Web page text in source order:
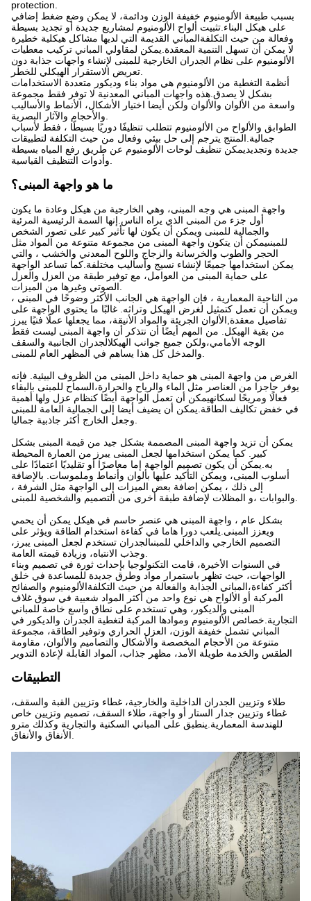
protection.
بسبب طبيعة الألومنيوم خفيفة الوزن ودائمة، لا يمكن وضع ضغط إضافي
على هيكل البناء.تثبيت ألواح الألومنيوم لمشاريع جديدة أو تجديد بسيطة
وفعالة من حيث التكلفةالمباني القديمة التي لديها مشاكل هيكلية خطيرة
لا يمكن أن تسهل التنمية المعقدة.يمكن لمقاولي المباني تركيب معطيات
الألومنيوم على نظام الجدران الخارجية للمبنى لإنشاء واجهات جذابة دون
أنظمة التغطية من الألومنيوم هي مواد بناء وديكور متعددة الاستخدامات
بشكل لا يصدق.هذه واجهات المباني المعدنية لا توفر فقط مجموعة
واسعة من الألوان والألوان ولكن أيضا اختيار الأشكال، الأنماط والأساليب
الطوابق والألواح من الألومنيوم تتطلب تنظيفًا دوريًا بسيطًا ، فقط لأسباب
جمالية.المنتج يترجم إلى حل بيئي وفعال من حيث التكلفة لتطبيقات
جديدة وتجديديمكن تنظيف لوحات الألومنيوم عن طريق رفع المياه بسيطة
ما هو واجهة المبنى؟
واجهة المبنى هي وجه المبنى، وهي الخارجية من هيكل وعادة ما يكون
أول جزء من المبنى الذي يراه الناس.إنها السمة الرئيسية المرئية
والجمالية للمبنى ويمكن أن يكون لها تأثير كبير على تصور الشخص
للمبنىيمكن أن يتكون واجهة المبنى من مجموعة متنوعة من المواد مثل
الحجر والطوب والخرسانة والزجاج واللوح المعدني والخشب ، والتي
يمكن استخدامها جميعًا لإنشاء نسيج وأساليب مختلفة.كما تساعد الواجهة
على حماية المبنى من العوامل، مع توفير طبقة من العزل والعزل
من الناحية المعمارية ، فإن الواجهة هي الجانب الأكثر وضوحًا في المبنى ،
ويمكن أن تعمل كتمثيل لغرض الهيكل وتراثه. غالبًا ما يحتوي الواجهة على
تفاصيل معقدة,الألوان الجريئة والمواد الأنيقة، مما يجعلها عملًا فنيًا يبرز
من بقية الهيكل. من المهم أيضًا أن نتذكر أن واجهة المبنى ليست فقط
الوجه الأمامي،ولكن جميع جوانب الهيكلالجدران الجانبية والسقف
الغرض من واجهة المبنى هو حماية داخل المبنى من الظروف البيئية. فإنه
يوفر حاجزا من العناصر مثل الماء والرياح والحرارة،السماح للمبنى بالبقاء
فعالًا ومريحًا لسكانهيمكن أن تعمل الواجهة أيضًا كنظام عزل ولها أهمية
في خفض تكاليف الطاقة.يمكن أن يضيف أيضا إلى الجمالية العامة للمبنى
يمكن أن تزيد واجهة المبنى المصممة بشكل جيد من قيمة المبنى بشكل
كبير. كما يمكن استخدامها لجعل المبنى يبرز من العمارة المحيطة
به.يمكن أن يكون تصميم الواجهة إما معاصرًا أو تقليديًا اعتمادًا على
أسلوب المبنى، ويمكن التأكيد عليها بألوان وأنماط وملموسات. بالإضافة
إلى ذلك ، يمكن إضافة بعض الميزات إلى الواجهة مثل الشرفة ،
بشكل عام ، واجهة المبنى هي عنصر حاسم في هيكل يمكن أن يحمي
ويعزز المبنى.يلعب دورا هاما في كفاءة استخدام الطاقة ويؤثر على
التصميم الخارجي والداخلي للمبنىالجدران تستخدم لجعل المبنى يبرز،
في السنوات الأخيرة، قامت التكنولوجيا بإحداث ثورة في تصميم وبناء
الواجهات، حيث تظهر باستمرار مواد وطرق جديدة للمساعدة في خلق
أكثر كفاءة،المباني الجذابة والفعالة من حيث التكلفةالألومنيوم والصفائح
المركبة أو الألواح هي نوع واحد من أكثر المواد شعبية في سوق غلاف
المبنى والديكور، وهي تستخدم على نطاق واسع خاصة للمباني
التجارية.خصائص الألومنيوم وموادها المركبة لتغطية الجدران والديكور في
المباني تشمل خفيفة الوزن، العزل الحراري وتوفير الطاقة، مجموعة
متنوعة من الأحجام المخصصة والأشكال والتصاميم والألوان، مقاومة
الطقس والخدمة طويلة الأمد، مظهر جذاب، المواد القابلة لإعادة التدوير
التطبيقات
طلاء وتزيين الجدران الداخلية والخارجية، غطاء وتزيين القبة والسقف،
غطاء وتزيين جدار الستار أو واجهة، طلاء السقف، تصميم وتزيين خاص
للهندسة المعمارية.ينطبق على المباني السكنية والتجارية وكذلك مترو